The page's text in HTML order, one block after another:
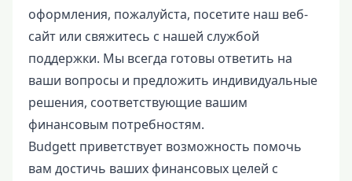
оформления, пожалуйста, посетите наш веб-
сайт или свяжитесь с нашей службой
поддержки. Мы всегда готовы ответить на
ваши вопросы и предложить индивидуальные
решения, соответствующие вашим
финансовым потребностям.
Budgett приветствует возможность помочь
вам достичь ваших финансовых целей с